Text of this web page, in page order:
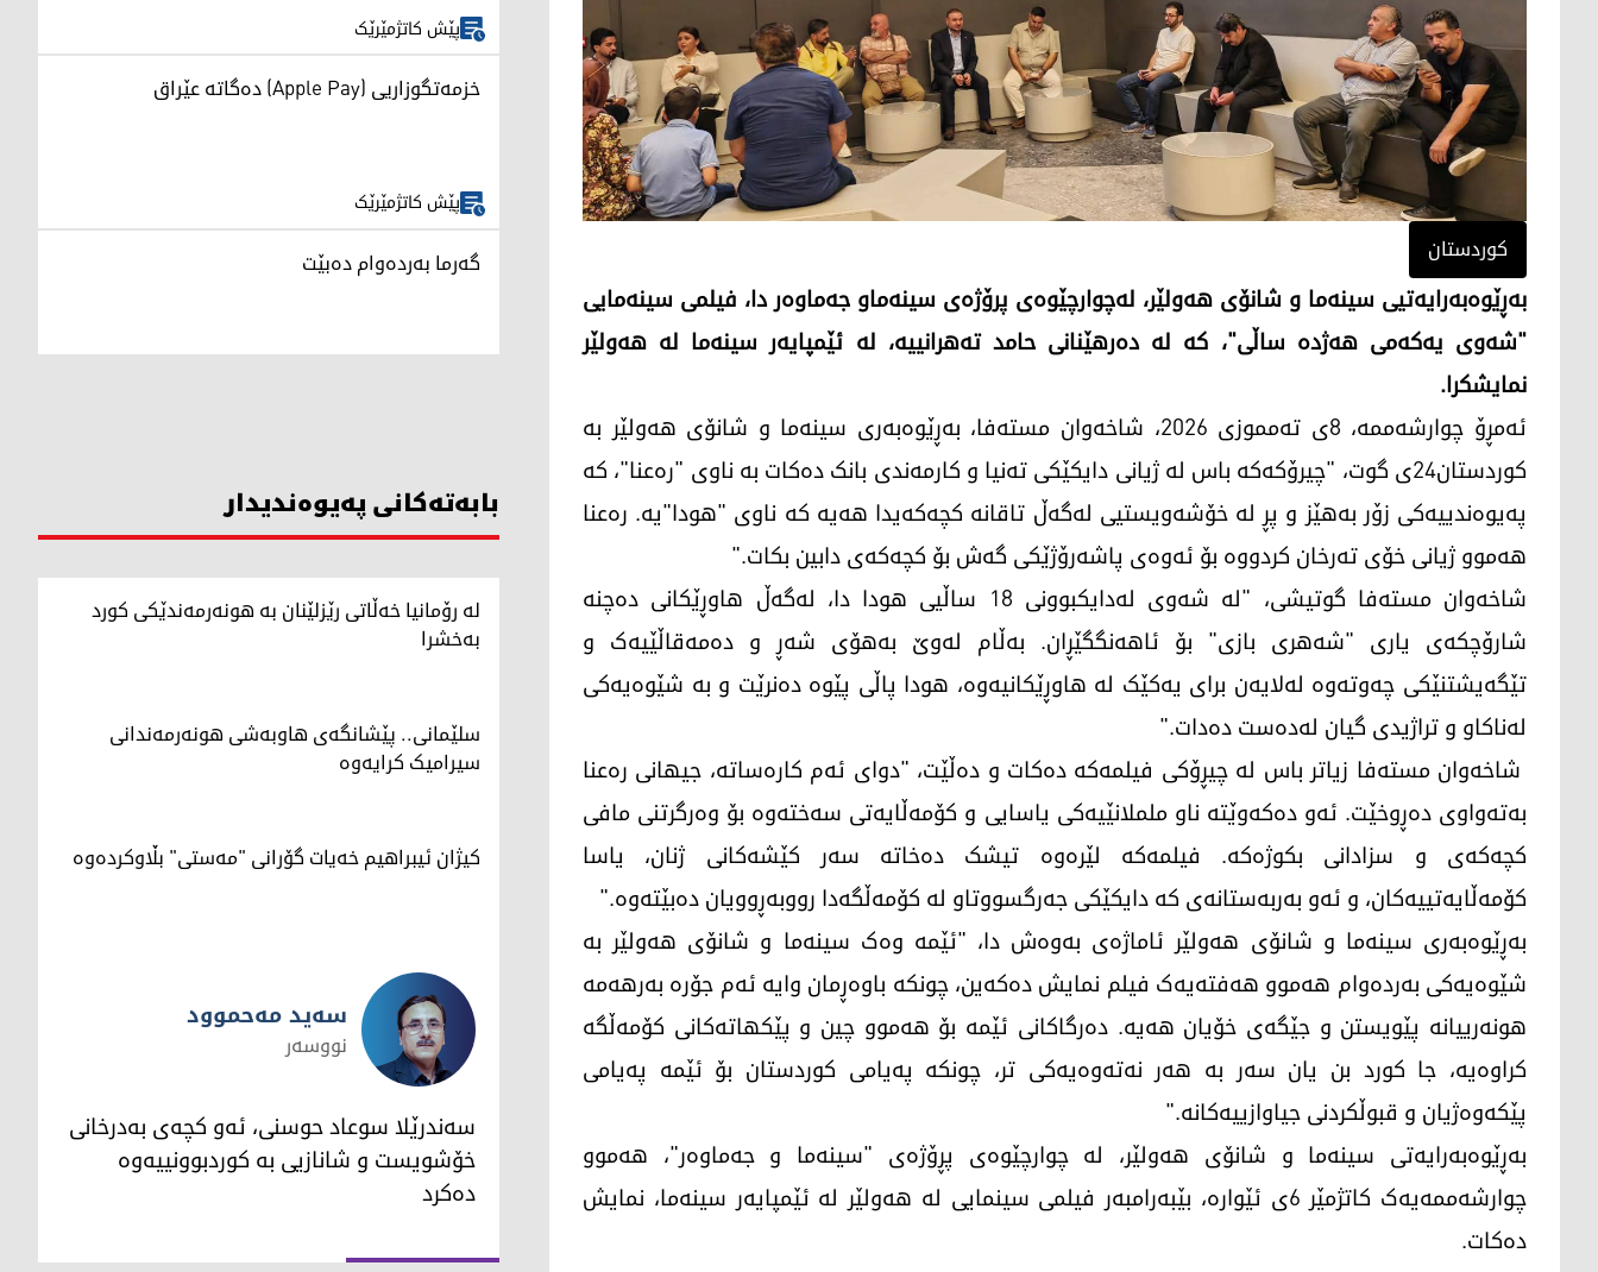
کوردستان
بەڕێوەبەرایەتیی سینەما و شانۆی هەولێر، لەچوارچێوەی پرۆژەی سینەماو جەماوەر دا، فیلمی سینەمایی
"شەوی یەکەمی هەژدە ساڵی"، کە لە دەرهێنانی حامد تەهرانییە، لە ئێمپایەر سینەما لە هەولێر
نمایشکرا.
ئەمڕۆ چوارشەممە، 8ی تەمموزی 2026، شاخەوان مستەفا، بەڕێوەبەری سینەما و شانۆی هەولێر​ بە
کوردستان24ی گوت، "چیرۆکەکە باس لە ژیانی دایکێکی تەنیا و کارمەندی بانک دەکات بە ناوی "رەعنا"، کە
پەیوەندییەکی زۆر بەهێز و پڕ لە خۆشەویستیی لەگەڵ تاقانە کچەکەیدا هەیە کە ناوی "هودا"یە. رەعنا
هەموو ژیانی خۆی تەرخان کردووە بۆ ئەوەی پاشەرۆژێکی گەش بۆ کچەکەی دابین بکات."
شاخەوان مستەفا گوتیشی، "​لە شەوی لەدایکبوونی 18 ساڵیی هودا دا، لەگەڵ هاوڕێکانی دەچنە
شارۆچکەی یاری "شەهری بازی" بۆ ئاهەنگگێڕان. بەڵام لەوێ بەهۆی شەڕ و دەمەقاڵێیەک و
تێگەیشتنێکی چەوتەوە لەلایەن برای یەکێک لە هاوڕێکانیەوە، هودا پاڵی پێوە دەنرێت و بە شێوەیەکی
لەناکاو و تراژیدی گیان لەدەست دەدات."
شاخەوان مستەفا زیاتر باس لە چیڕۆکی فیلمەکە دەکات و دەڵێت، "دوای ئەم کارەساتە، جیهانی رەعنا
بەتەواوی دەڕوخێت. ئەو دەکەوێتە ناو ململانێیەکی یاسایی و کۆمەڵایەتی سەختەوە بۆ وەرگرتنی مافی
کچەکەی و سزادانی بکوژەکە. فیلمەکە لێرەوە تیشک دەخاتە سەر کێشەکانی ژنان، یاسا
کۆمەڵایەتییەکان، و ئەو بەربەستانەی کە دایکێکی جەرگسووتاو لە کۆمەڵگەدا رووبەڕوویان دەبێتەوە."
بەڕێوەبەری سینەما و شانۆی هەولێر ئاماژەی بەوەش دا، "ئێمە وەک سینەما و شانۆی هەولێر بە
شێوەیەکی بەردەوام هەموو هەفتەیەک فیلم نمایش دەکەین، چونکە باوەڕمان وایە ئەم جۆرە بەرهەمە
هونەرییانە پێویستن و جێگەی خۆیان هەیە. دەرگاکانی ئێمە بۆ هەموو چین و پێکهاتەکانی کۆمەڵگە
کراوەیە، جا کورد بن یان سەر بە هەر نەتەوەیەکی تر، چونکە پەیامی کوردستان بۆ ئێمە پەیامی
پێکەوەژیان و قبوڵکردنی جیاوازییەکانە."
بەڕێوەبەرایەتی سینەما و شانۆی هەولێر، لە چوارچێوەی پڕۆژەی "سینەما و جەماوەر"، هەموو
چوارشەممەیەک کاتژمێر 6ی ئێوارە، بێبەرامبەر فیلمی سینمایی لە هەولێر لە ئێمپایەر سینەما، نمایش
دەکات.
پێش کاتژمێرێک
خزمەتگوزاریی (Apple Pay) دەگاتە عێراق
پێش کاتژمێرێک
گەرما بەردەوام دەبێت
بابەتەکانی پەیوەندیدار
لە رۆمانیا خەڵاتی رێزلێنان بە هونەرمەندێکی کورد
بەخشرا
سلێمانی.. پێشانگەی هاوبەشی هونەرمەندانی
سیرامیک کرایەوە
کیژان ئیبراهیم خەیات گۆرانی "مەستی" بڵاوکردەوە
سەيد مەحموود
سەيد مەحموود
نووسەر
سەندرێلا سوعاد حوسنی، ئه‌و كچه‌ی به‌درخانی
خۆشویست و شانازیی به‌ كوردبوونییه‌وه‌
ده‌كرد